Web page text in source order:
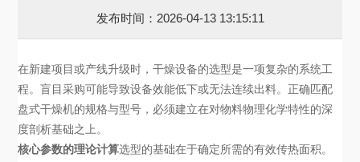
发布时间：2026-04-13 13:15:11
在新建项目或产线升级时，干燥设备的选型是一项复杂的系统工
程。盲目采购可能导致设备效能低下或无法连续出料。正确匹配
盘式干燥机的规格与型号，必须建立在对物料物理化学特性的深
度剖析基础之上。
核心参数的理论计算选型的基础在于确定所需的有效传热面积。